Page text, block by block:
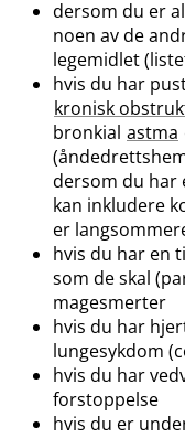
dersom du er
noen av de
legemidlet
hvis du har
kronisk
bronkial astma
dersom du har
kan inkludere
er
hvis du har en
som de skal
magesmerter
hvis du har
lungesykdom
hvis du har
forstoppelse
hvis du er